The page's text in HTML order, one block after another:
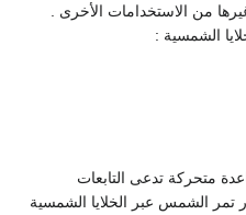
من الاستخدامات الأخرى .
الشمسية :
متحركة تدعى التابعات
تمر الشمس عبر الخلايا الشمسية